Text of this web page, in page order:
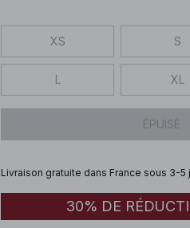
XS S
L XL
ÉPUISÉ
Livraison gratuite dans France sous 3-
30% DE